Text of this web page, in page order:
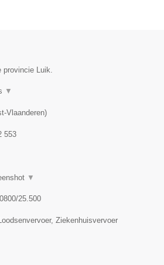
provincie Luik.
▼
Vlaanderen)
553
▼
25.500
Ziekenhuisvervoer